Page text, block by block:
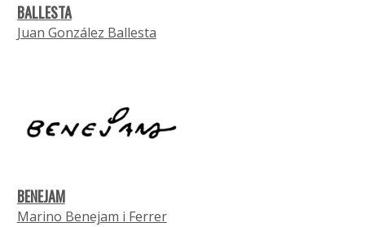
BALLESTA
Juan González Ballesta
BENEJAM
Marino Benejam i Ferrer